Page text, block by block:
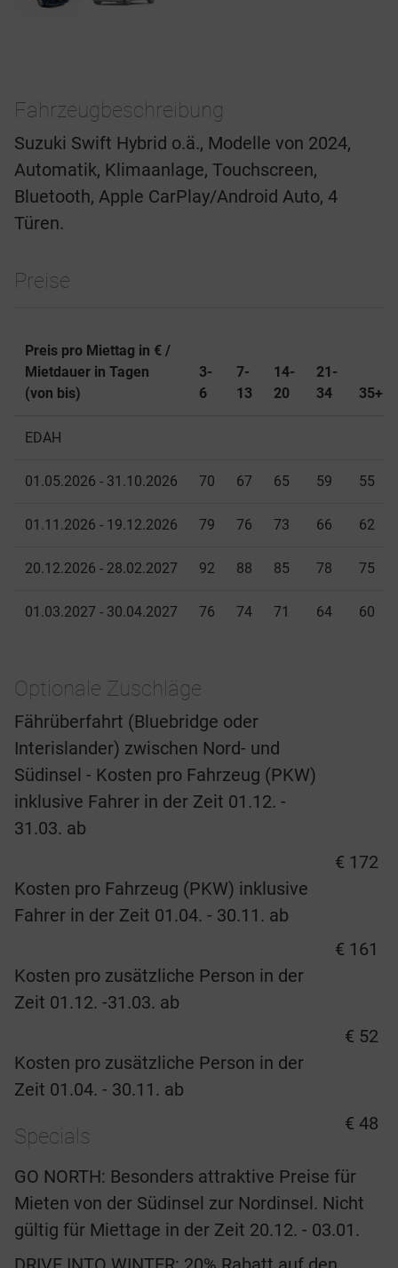
Fahrzeugbeschreibung
Suzuki Swift Hybrid o.ä., Modelle von 2024,
Automatik, Klimaanlage, Touchscreen,
Bluetooth, Apple CarPlay/Android Auto, 4
Türen.
Preise
Preis pro Miettag in € /
Mietdauer in Tagen
(von bis)
3-
6
7-
13
14-
20
21-
34
35+
EDAH
01.05.2026 - 31.10.2026 70 67 65 59 55
01.11.2026 - 19.12.2026 79 76 73 66 62
20.12.2026 - 28.02.2027 92 88 85 78 75
01.03.2027 - 30.04.2027 76 74 71 64 60
Optionale Zuschläge
Fährüberfahrt (Bluebridge oder
Interislander) zwischen Nord- und
Südinsel - Kosten pro Fahrzeug (PKW)
inklusive Fahrer in der Zeit 01.12. -
31.03. ab
€ 172
Kosten pro Fahrzeug (PKW) inklusive
Fahrer in der Zeit 01.04. - 30.11. ab
€ 161
Kosten pro zusätzliche Person in der
Zeit 01.12. -31.03. ab
€ 52
Kosten pro zusätzliche Person in der
Zeit 01.04. - 30.11. ab
€ 48
Specials
GO NORTH: Besonders attraktive Preise für
Mieten von der Südinsel zur Nordinsel. Nicht
gültig für Miettage in der Zeit 20.12. - 03.01.